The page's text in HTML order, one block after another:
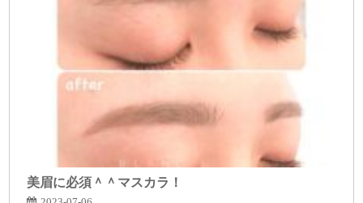
美眉に必須＾＾マスカラ！